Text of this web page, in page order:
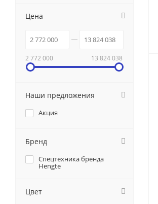
Цена
2 772 000 13 824 038
Наши предложения
Акция
Бренд
Спецтехника бренда
Hengte
Цвет